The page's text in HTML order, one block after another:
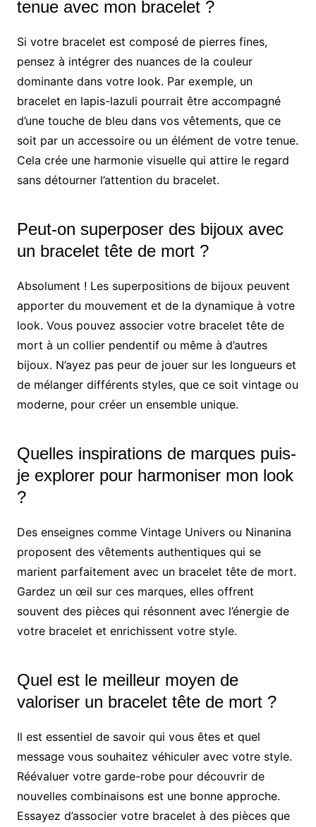
tenue avec mon bracelet ?
Si votre bracelet est composé de pierres fines,
pensez à intégrer des nuances de la couleur
dominante dans votre look. Par exemple, un
bracelet en lapis-lazuli pourrait être accompagné
d’une touche de bleu dans vos vêtements, que ce
soit par un accessoire ou un élément de votre tenue.
Cela crée une harmonie visuelle qui attire le regard
sans détourner l’attention du bracelet.
Peut-on superposer des bijoux avec
un bracelet tête de mort ?
Absolument ! Les superpositions de bijoux peuvent
apporter du mouvement et de la dynamique à votre
look. Vous pouvez associer votre bracelet tête de
mort à un collier pendentif ou même à d’autres
bijoux. N’ayez pas peur de jouer sur les longueurs et
de mélanger différents styles, que ce soit vintage ou
moderne, pour créer un ensemble unique.
Quelles inspirations de marques puis-
je explorer pour harmoniser mon look
?
Des enseignes comme Vintage Univers ou Ninanina
proposent des vêtements authentiques qui se
marient parfaitement avec un bracelet tête de mort.
Gardez un œil sur ces marques, elles offrent
souvent des pièces qui résonnent avec l’énergie de
votre bracelet et enrichissent votre style.
Quel est le meilleur moyen de
valoriser un bracelet tête de mort ?
Il est essentiel de savoir qui vous êtes et quel
message vous souhaitez véhiculer avec votre style.
Réévaluer votre garde-robe pour découvrir de
nouvelles combinaisons est une bonne approche.
Essayez d’associer votre bracelet à des pièces que